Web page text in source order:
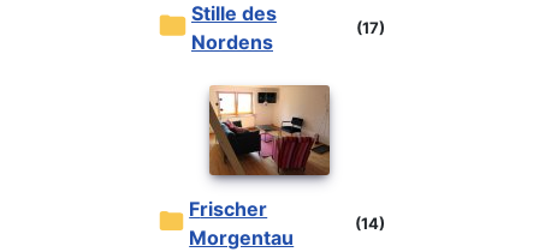
Stille des
Nordens
(17)
Frischer
Morgentau
(14)